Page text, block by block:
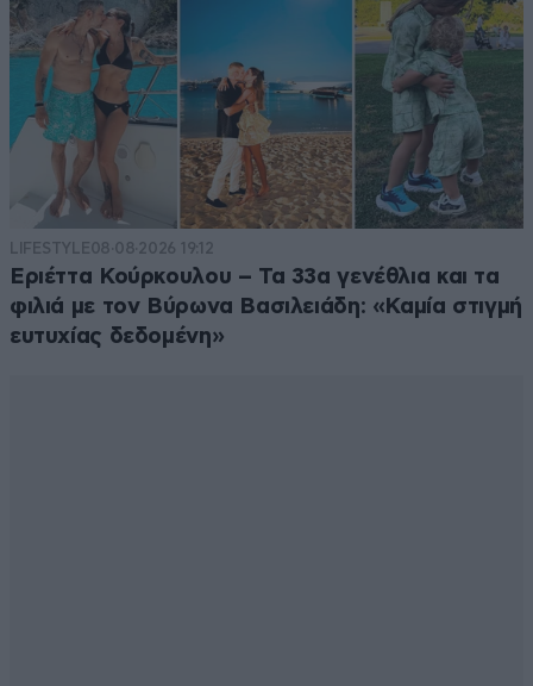
LIFESTYLE08·08·2026 19:12
Εριέττα Κούρκουλου – Τα 33α γενέθλια και τα
φιλιά με τον Βύρωνα Βασιλειάδη: «Καμία στιγμή
ευτυχίας δεδομένη»